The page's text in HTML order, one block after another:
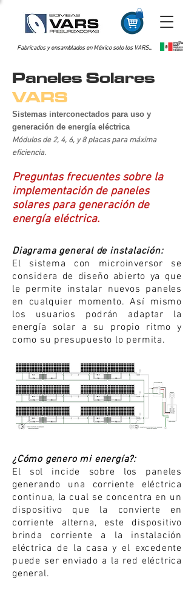
Fabricados y ensamblados en México solo los VARS...
Paneles Solares
VARS
Sistemas interconectados para uso y
generación de energía eléctrica
Módulosde 2, 4, 6, y 8 placas para máxima
eficiencia.
Preguntas frecuentes sobre la
implementación de paneles
solares para generación de
energía eléctrica.
Diagramageneral de instalación:
El sistema con microinversor se
considera de diseño abierto ya que
le permite instalar nuevos paneles
en cualquier momento. Así mismo
los usuarios podrán adaptar la
energía solar a su propio ritmo y
como su presupuesto lo permita.
¿Cómo genero mi energía?:
El sol incide sobre los paneles
generando una corriente eléctrica
continua, la cual se concentra en un
dispositivo que la convierte en
corriente alterna, este dispositivo
brinda corriente a la instalación
eléctrica de la casa y el excedente
puede ser enviado a la red eléctrica
general.